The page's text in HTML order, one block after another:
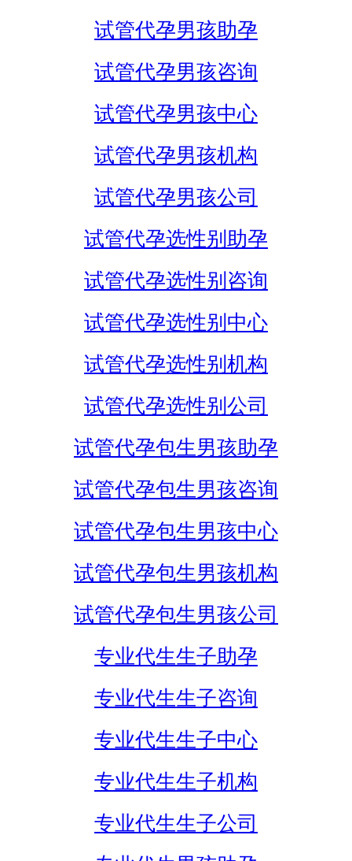
试管代孕男孩助孕
试管代孕男孩咨询
试管代孕男孩中心
试管代孕男孩机构
试管代孕男孩公司
试管代孕选性别助孕
试管代孕选性别咨询
试管代孕选性别中心
试管代孕选性别机构
试管代孕选性别公司
试管代孕包生男孩助孕
试管代孕包生男孩咨询
试管代孕包生男孩中心
试管代孕包生男孩机构
试管代孕包生男孩公司
专业代生生子助孕
专业代生生子咨询
专业代生生子中心
专业代生生子机构
专业代生生子公司